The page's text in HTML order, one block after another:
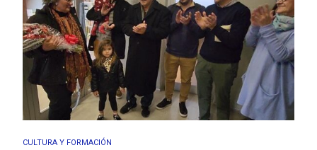
CULTURA Y FORMACIÓN